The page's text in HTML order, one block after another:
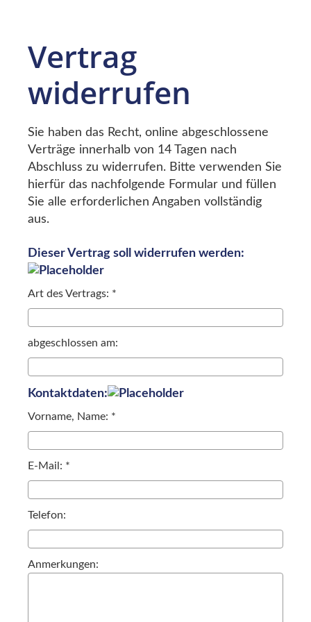
Vertrag
widerrufen
Sie haben das Recht, online abgeschlossene
Verträge innerhalb von 14 Tagen nach
Abschluss zu widerrufen. Bitte verwenden Sie
hierfür das nachfolgende Formular und füllen
Sie alle erforderlichen Angaben vollständig
aus.
Dieser Vertrag soll widerrufen werden:
Art des Vertrags: *
abgeschlossen am:
Kontaktdaten:
Vorname, Name: *
E-Mail: *
Telefon:
Anmerkungen: